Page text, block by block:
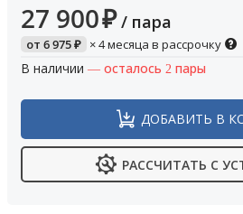
27 900₽ / пара
от 6 975₽ × 4 месяца в рассрочку
В наличии — осталось 2 пары
ДОБАВИТЬ В
РАССЧИТАТЬ С